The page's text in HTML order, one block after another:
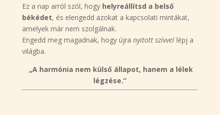
Ez a nap arról szól, hogy helyreállítsd a belső
békédet, és elengedd azokat a kapcsolati mintákat,
amelyek már nem szolgálnak.
Engedd meg magadnak, hogy újra nyitott szívvellépj a
világba.
„A harmónia nem külső állapot, hanem a lélek
légzése.”